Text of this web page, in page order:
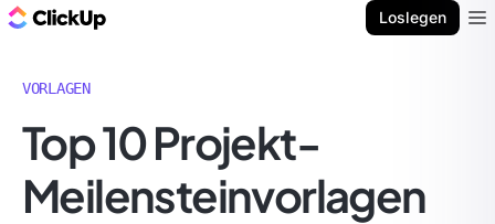
Loslegen
VORLAGEN
Top 10 Projekt-
Meilensteinvorlagen